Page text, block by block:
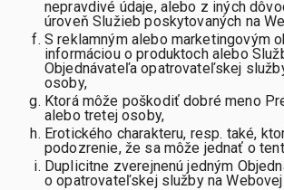
nepravdivé údaje, alebo z iných
úroveň Služieb poskytovaných na
S reklamným alebo marketingovým
informáciou o produktoch alebo
Objednávateľa opatrovateľskej
osoby,
Ktorá môže poškodiť dobré meno
alebo tretej osoby,
Erotického charakteru, resp. také,
podozrenie, že sa môže jednať o
Duplicitne zverejnenú jedným
o opatrovateľskej služby na